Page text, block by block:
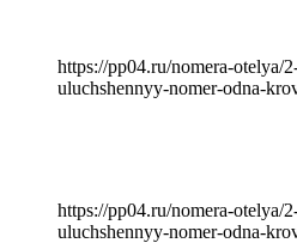
https://pp04.ru/nomera-otelya/
uluchshennyy-nomer-odna-
https://pp04.ru/nomera-otelya/
uluchshennyy-nomer-odna-